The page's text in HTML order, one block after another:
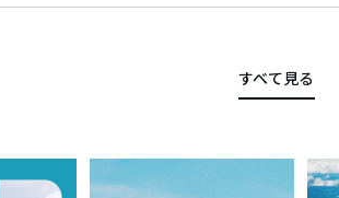
すべて見る